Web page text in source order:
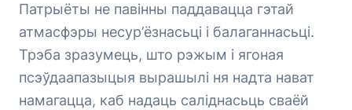
Патрыёты не павінны паддавацца гэтай
атмасфэры несур’ёзнасьці і балаганнасьці.
Трэба зразумець, што рэжым і ягоная
псэўдаапазыцыя вырашылі ня надта нават
намагацца, каб надаць саліднасьць сваёй